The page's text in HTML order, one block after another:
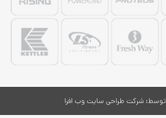
توسط:شرکت طراحی سایت وب افرا